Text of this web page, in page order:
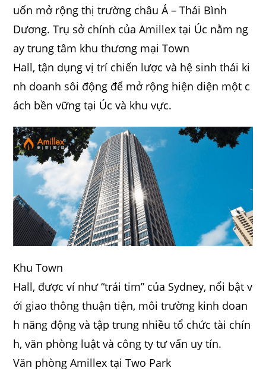
uốn mở rộng thị trường châu Á – Thái Bình
Dương. Trụ sở chính của Amillex tại Úc nằm ng
ay trung tâm khu thương mại Town
Hall, tận dụng vị trí chiến lược và hệ sinh thái ki
nh doanh sôi động để mở rộng hiện diện một c
ách bền vững tại Úc và khu vực.
Khu Town
Hall, được ví như “trái tim” của Sydney, nổi bật v
ới giao thông thuận tiện, môi trường kinh doan
h năng động và tập trung nhiều tổ chức tài chín
h, văn phòng luật và công ty tư vấn uy tín.
Văn phòng Amillex tại Two Park